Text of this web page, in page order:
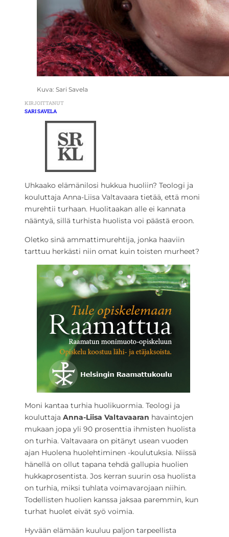
Kuva: Sari Savela
KIRJOITTANUT
SARI SAVELA
Uhkaako elämänilosi hukkua huoliin? Teologi ja
kouluttaja Anna-Liisa Valtavaara tietää, että moni
murehtii turhaan. Huolitaakan alle ei kannata
nääntyä, sillä turhista huolista voi päästä eroon.
Oletko sinä ammattimurehtija, jonka haaviin
tarttuu herkästi niin omat kuin toisten murheet?
Moni kantaa turhia huolikuormia. Teologi ja
kouluttaja Anna-Liisa Valtavaaran havaintojen
mukaan jopa yli 90 prosenttia ihmisten huolista
on turhia. Valtavaara on pitänyt usean vuoden
ajan Huolena huolehtiminen -koulutuksia. Niissä
hänellä on ollut tapana tehdä gallupia huolien
hukkaprosentista. Jos kerran suurin osa huolista
on turhia, miksi tuhlata voimavarojaan niihin.
Todellisten huolien kanssa jaksaa paremmin, kun
turhat huolet eivät syö voimia.
Hyvään elämään kuuluu paljon tarpeellista